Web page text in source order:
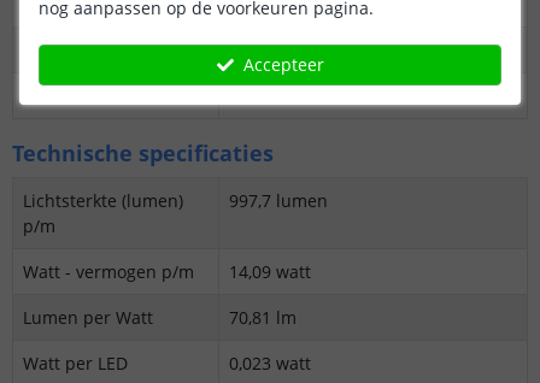
CRI
> 80
Technische specificaties
Lichtsterkte (lumen)
p/m
997,7 lumen
Watt - vermogen p/m
14,09 watt
Lumen per Watt
70,81 lm
Watt per LED
0,023 watt
nog aanpassen op de voorkeuren pagina.
Accepteer